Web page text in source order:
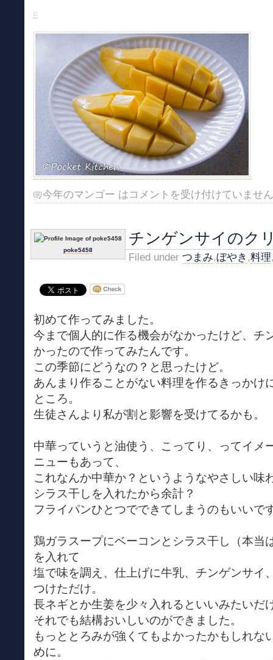
今年のマンゴー はコメントを受け付けていません
poke5458
チンゲンサイのク
Filed under つまみ,ぼやき ,料理
初めて作ってみました。
今まで個人的に作る機会がなかったけど、チ
かったので作ってみたんです。
この季節にどうなの？と思ったけど。
あんまり作ることがない料理を作るきっかけ
ところ。
生徒さんより私が割と影響を受けてるかも。
中華っていうと油使う、こってり、ってイメ
ニューもあって、
これなんか中華か？というようなやさしい味
シラス干しを入れたから余計？
フライパンひとつでできてしまうのもいいで
鶏ガラスープにベーコンとシラス干し（本当
を入れて
塩で味を調え、仕上げに牛乳、チンゲンサイ
つけただけ。
長ネギとか生姜を少々入れるといいみたいだ
それでも結構おいしいのができました。
もっととろみが強くてもよかったかもしれな
めに。